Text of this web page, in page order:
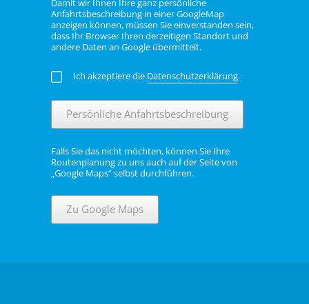
Damit wir Ihnen Ihre ganz persönliche
Anfahrtsbeschreibung in einer GoogleMap
anzeigen können, müssen Sie einverstanden sein,
dass Ihr Browser Ihren derzeitigen Standort und
andere Daten an Google übermittelt.
Ich akzeptiere die Datenschutzerklärung.
Persönliche Anfahrtsbeschreibung
Falls Sie das nicht möchten, können Sie Ihre
Routenplanung zu uns auch auf der Seite von
„Google Maps“ selbst durchführen.
Zu Google Maps